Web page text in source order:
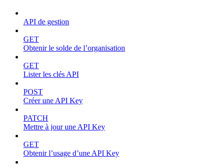
API de gestion
GET
Obtenir le solde de l’organisation
GET
Lister les clés API
POST
Créer une API Key
PATCH
Mettre à jour une API Key
GET
Obtenir l’usage d’une API Key